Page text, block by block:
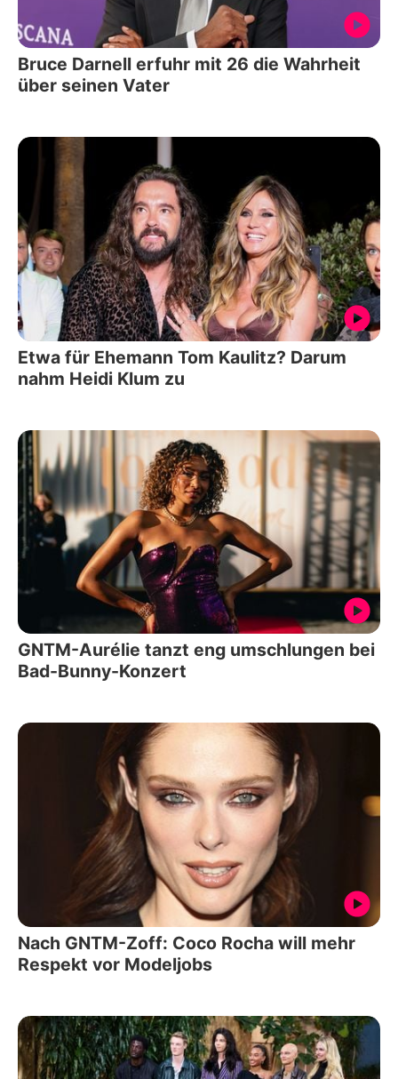
Bruce Darnell erfuhr mit 26 die Wahrheit
über seinen Vater
Etwa für Ehemann Tom Kaulitz? Darum
nahm Heidi Klum zu
GNTM-Aurélie tanzt eng umschlungen bei
Bad-Bunny-Konzert
Nach GNTM-Zoff: Coco Rocha will mehr
Respekt vor Modeljobs